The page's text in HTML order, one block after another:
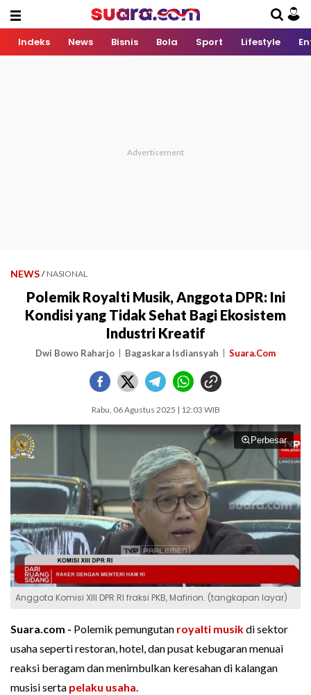
Indeks News Bisnis Bola Sport Lifestyle
NEWS / NASIONAL
Polemik Royalti Musik, Anggota DPR: Ini
Kondisi yang Tidak Sehat Bagi Ekosistem
Industri Kreatif
Dwi Bowo Raharjo Bagaskara Isdiansyah Suara.Com
Rabu, 06 Agustus 2025 | 12:03 WIB
Perbesar
Anggota Komisi XIII DPR RI fraksi PKB, Mafirion. (tangkapan layar)
Suara.com - Polemik pemungutan royalti musikdi sektor
usaha seperti restoran, hotel, dan pusat kebugaran menuai
reaksi beragam dan menimbulkan keresahan di kalangan
musisi serta pelaku usaha.